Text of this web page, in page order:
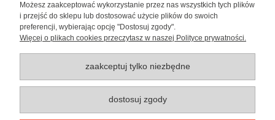
O nas
Sklep dla psów caniLOVE| NIP: 5251057141 | ul. Strzelecka 54/56, 64-
010 Krzywiń, woj. wielkopolskie | telefon: 600 189 631, e-mail:
sklep@canilove.pl
Realizacja:Centrum Usług E-Commerce Łukasz Wiśniewski2021 |
Oprogramowanie:Shoper
Możesz zaakceptować wykorzystanie przez nas wszystkich tych plików
i przejść do sklepu lub dostosować użycie plików do swoich
preferencji, wybierając opcję "Dostosuj zgody".
Więcej o plikach cookies przeczytasz w naszej Polityce prywatności.
zaakceptuj tylko niezbędne
dostosuj zgody